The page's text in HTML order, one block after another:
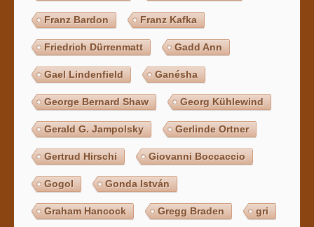
Franz Bardon Franz Kafka
Friedrich Dürrenmatt Gadd Ann
Gael Lindenfield Ganésha
George Bernard Shaw Georg Kühlewind
Gerald G. Jampolsky Gerlinde Ortner
Gertrud Hirschi Giovanni Boccaccio
Gogol Gonda István
Graham Hancock Gregg Braden gri